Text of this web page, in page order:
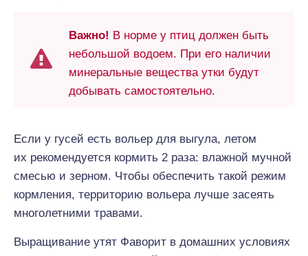
Важно! В норме у птиц должен быть
небольшой водоем. При его наличии
минеральные вещества утки будут
добывать самостоятельно.
Если у гусей есть вольер для выгула, летом
их рекомендуется кормить 2 раза: влажной мучной
смесью и зерном. Чтобы обеспечить такой режим
кормления, территорию вольера лучше засеять
многолетними травами.
Выращивание утят Фаворит в домашних условиях